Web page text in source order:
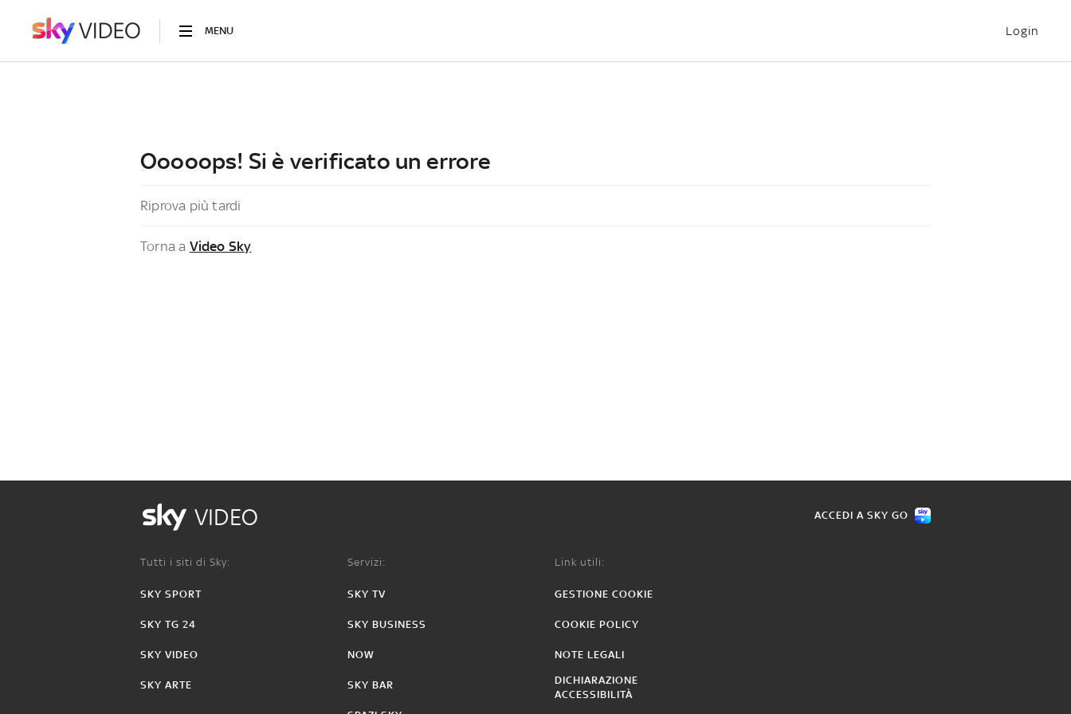
MENU Login
Ooooops! Si è verificato un errore
Riprova più tardi
Torna a Video Sky
VIDEO ACCEDI A SKY GO
Tutti i siti di Sky:
SKY SPORT
SKY TG 24
SKY VIDEO
SKY ARTE
Servizi:
SKY TV
SKY BUSINESS
NOW
SKY BAR
Link utili:
GESTIONE COOKIE
COOKIE POLICY
NOTE LEGALI
DICHIARAZIONE
ACCESSIBILITÀ